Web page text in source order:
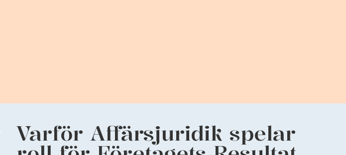
Varför Affärsjuridik spelar